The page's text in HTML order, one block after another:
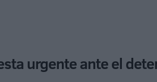
urgente ante el